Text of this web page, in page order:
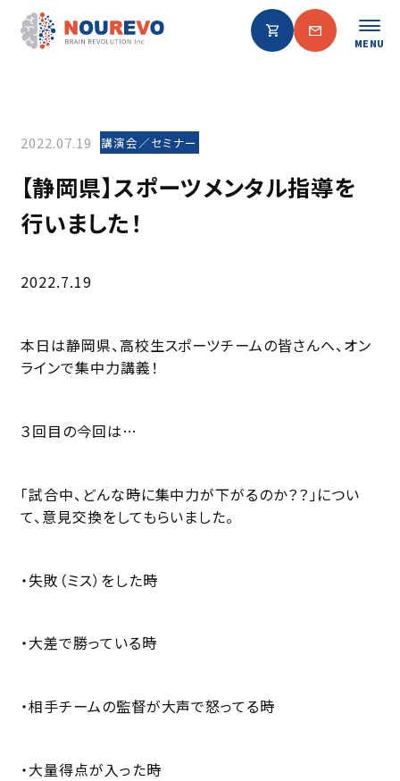
MENU
2022.07.19 講演会／セミナー
【静岡県】スポーツメンタル指導を
行いました！
2022.7.19
本日は静岡県、高校生スポーツチームの皆さんへ、オン
ラインで集中力講義！
３回目の今回は…
「試合中、どんな時に集中力が下がるのか？？」につい
て、意見交換をしてもらいました。
・失敗（ミス）をした時
・大差で勝っている時
・相手チームの監督が大声で怒ってる時
・大量得点が入った時